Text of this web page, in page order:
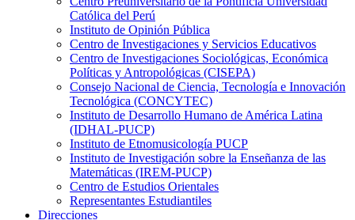
Católica del Perú
Instituto de Opinión Pública
Centro de Investigaciones y Servicios Educativos
Centro de Investigaciones Sociológicas, Económica
Políticas y Antropológicas (CISEPA)
Consejo Nacional de Ciencia, Tecnología e Innovación
Tecnológica (CONCYTEC)
Instituto de Desarrollo Humano de América Latina
(IDHAL-PUCP)
Instituto de Etnomusicología PUCP
Instituto de Investigación sobre la Enseñanza de las
Matemáticas (IREM-PUCP)
Centro de Estudios Orientales
Representantes Estudiantiles
Direcciones